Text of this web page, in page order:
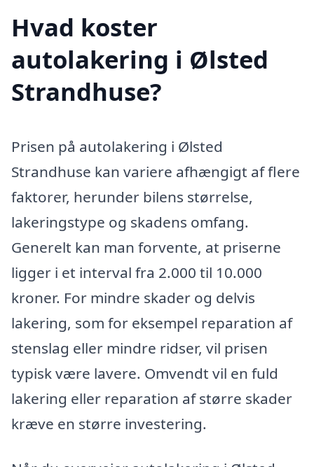
Hvad koster
autolakering i Ølsted
Strandhuse?
Prisen på autolakering i Ølsted
Strandhuse kan variere afhængigt af flere
faktorer, herunder bilens størrelse,
lakeringstype og skadens omfang.
Generelt kan man forvente, at priserne
ligger i et interval fra 2.000 til 10.000
kroner. For mindre skader og delvis
lakering, som for eksempel reparation af
stenslag eller mindre ridser, vil prisen
typisk være lavere. Omvendt vil en fuld
lakering eller reparation af større skader
kræve en større investering.